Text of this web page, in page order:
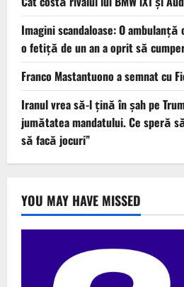
Imagini scandaloase: O
o fetiță de un an a oprit să
Franco Mastantuono a semnat cu
Iranul vrea să-l țină în șah pe
jumătatea mandatului. Ce speră
să facă jocuri”
YOU MAY HAVE MISSED